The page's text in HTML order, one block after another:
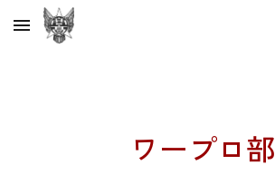
Skip to main content
ワープロ部